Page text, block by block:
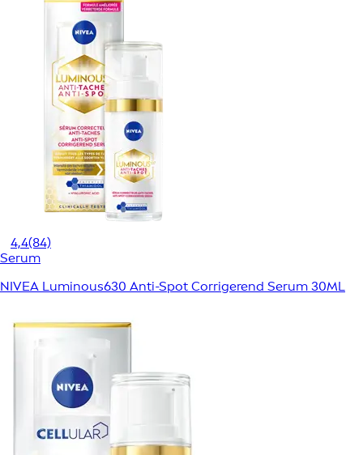
4,4(84)
Serum
NIVEA Luminous630 Anti-Spot Corrigerend Serum 30ML